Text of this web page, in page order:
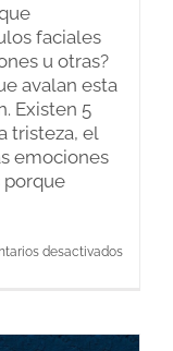
faciales
u otras?
avalan esta
Existen 5
tristeza, el
emociones
porque
desactivadosen
producir